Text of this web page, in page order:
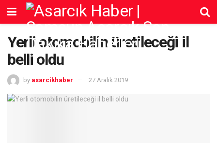
Yerli otomobilin üretileceği il
belli oldu
by asarcikhaber 27 Aralık 2019